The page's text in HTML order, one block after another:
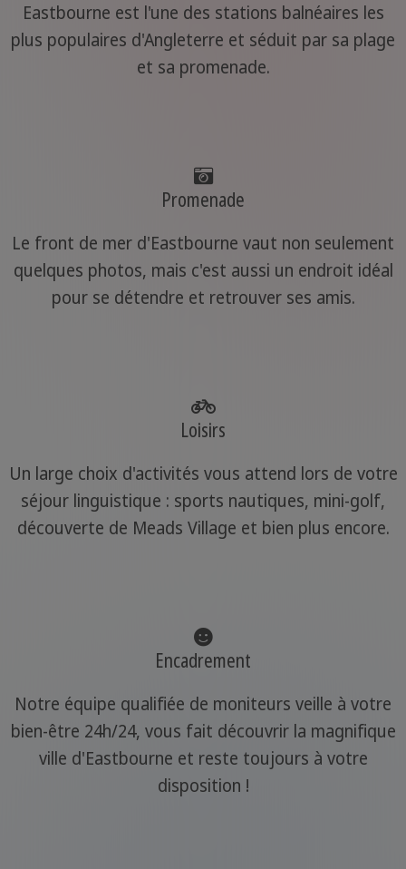
Eastbourne est l'une des stations balnéaires les
plus populaires d'Angleterre et séduit par sa plage
et sa promenade.
Promenade
Le front de mer d'Eastbourne vaut non seulement
quelques photos, mais c'est aussi un endroit idéal
pour se détendre et retrouver ses amis.
Loisirs
Un large choix d'activités vous attend lors de votre
séjour linguistique : sports nautiques, mini-golf,
découverte de Meads Village et bien plus encore.
Encadrement
Notre équipe qualifiée de moniteurs veille à votre
bien-être 24h/24, vous fait découvrir la magnifique
ville d'Eastbourne et reste toujours à votre
disposition !